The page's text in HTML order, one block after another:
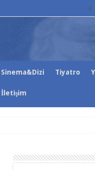
Sinema&Dizi Tiyatro
İletişim